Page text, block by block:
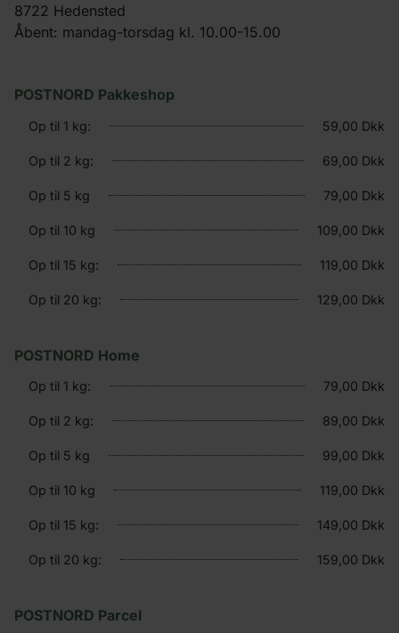
8722 Hedensted
Åbent: mandag-torsdag kl. 10.00-15.00
POSTNORD Pakkeshop
Op til 1 kg: 59,00 Dkk
Op til 2 kg: 69,00 Dkk
Op til 5 kg 79,00 Dkk
Op til 10 kg 109,00 Dkk
Op til 15 kg: 119,00 Dkk
Op til 20 kg: 129,00 Dkk
POSTNORD Home
Op til 1 kg: 79,00 Dkk
Op til 2 kg: 89,00 Dkk
Op til 5 kg 99,00 Dkk
Op til 10 kg 119,00 Dkk
Op til 15 kg: 149,00 Dkk
Op til 20 kg: 159,00 Dkk
POSTNORD Parcel